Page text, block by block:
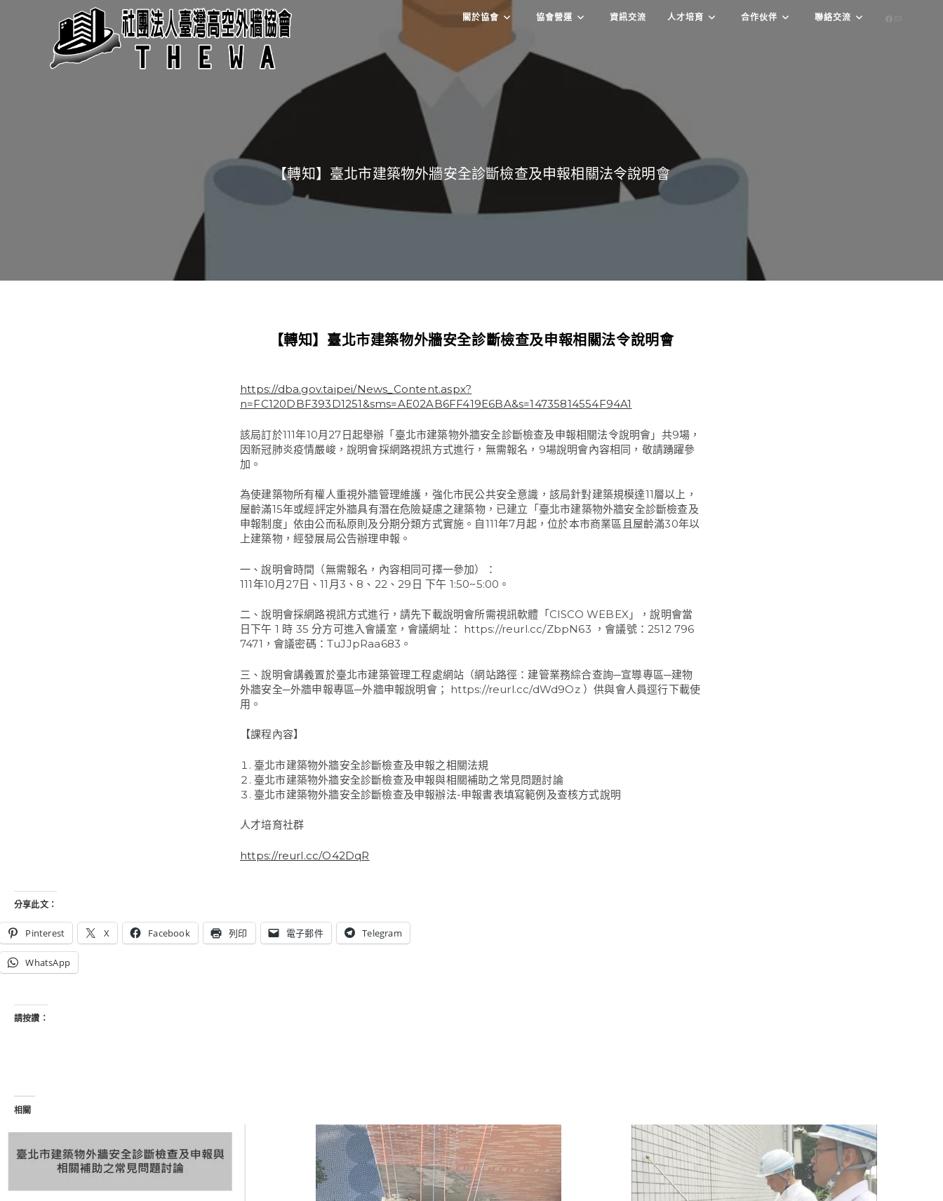
關於協會 協會營運 資訊交流 人才培育 合作伙伴 聯絡交流
【轉知】臺北市建築物外牆安全診斷檢查及申報相關法令說明會
【轉知】臺北市建築物外牆安全診斷檢查及申報相關法令說明會
https://dba.gov.taipei/News_Content.aspx?
n=FC120DBF393D1251&sms=AE02AB6FF419E6BA&s=14735814554F94A1
該局訂於111年10月27日起舉辦「臺北市建築物外牆安全診斷檢查及申報相關法令說明會」共9場，
因新冠肺炎疫情嚴峻，說明會採網路視訊方式進行，無需報名，9場說明會內容相同，敬請踴躍參
加。
為使建築物所有權人重視外牆管理維護，強化市民公共安全意識，該局針對建築規模達11層以上，
屋齡滿15年或經評定外牆具有潛在危險疑慮之建築物，已建立「臺北市建築物外牆安全診斷檢查及
申報制度」依由公而私原則及分期分類方式實施。自111年7月起，位於本市商業區且屋齡滿30年以
上建築物，經發展局公告辦理申報。
一、說明會時間（無需報名，內容相同可擇一參加）：
111年10月27日、11月3、8、22、29日 下午 1:50~5:00。
二、說明會採網路視訊方式進行，請先下載說明會所需視訊軟體「CISCO WEBEX」，說明會當
日下午 1 時 35 分方可進入會議室，會議網址： https://reurl.cc/ZbpN63 ，會議號：2512 796
7471，會議密碼：TuJJpRaa683。
三、說明會講義置於臺北市建築管理工程處網站（網站路徑：建管業務綜合查詢─宣導專區─建物
外牆安全─外牆申報專區─外牆申報說明會； https://reurl.cc/dWd9Oz ）供與會人員逕行下載使
用。
【課程內容】
臺北市建築物外牆安全診斷檢查及申報之相關法規
臺北市建築物外牆安全診斷檢查及申報與相關補助之常見問題討論
臺北市建築物外牆安全診斷檢查及申報辦法-申報書表填寫範例及查核方式說明
人才培育社群
https://reurl.cc/O42DqR
分享此文：
Pinterest X Facebook 列印 電子郵件 Telegram
WhatsApp
請按讚：
相關